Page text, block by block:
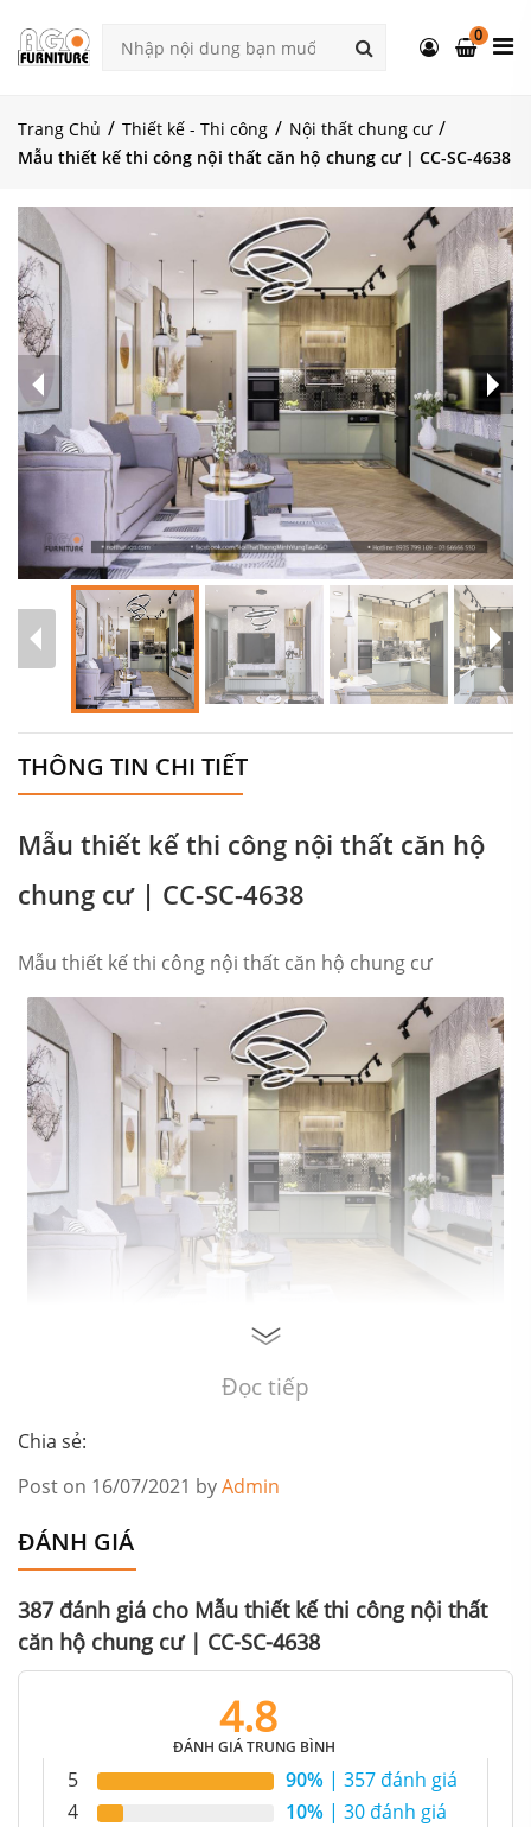
0
Trang Chủ Thiết kế - Thi công
Nội thất chung cư
Mẫu thiết kế thi công nội thất căn hộ chung cư | CC-SC-4638
THÔNG TIN CHI TIẾT
Mẫu thiết kế thi công nội thất căn hộ
chung cư | CC-SC-4638
Mẫu thiết kế thi công nội thất căn hộ chung cư
Mẫu thiết kế thi công nội thất căn hộ chung cư hiện đại
Đọc tiếp
Chia sẻ:
Post on 16/07/2021 byAdmin
ĐÁNH GIÁ
387 đánh giá cho Mẫu thiết kế thi công nội thất
căn hộ chung cư | CC-SC-4638
4.8
ĐÁNH GIÁ TRUNG BÌNH
5 90% | 357 đánh giá
4
10% | 30 đánh giá